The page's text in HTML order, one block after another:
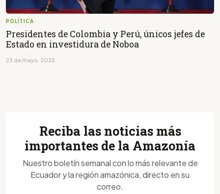
POLÍTICA
Presidentes de Colombia y Perú, únicos jefes de
Estado en investidura de Noboa
23 de mayo, 2025
Reciba las noticias más
importantes de la Amazonía
Nuestro boletín semanal con lo más relevante de
Ecuador y la región amazónica, directo en su
correo.